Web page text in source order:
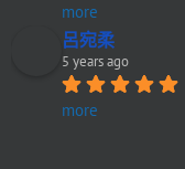
more
呂宛柔
5 years ago
more